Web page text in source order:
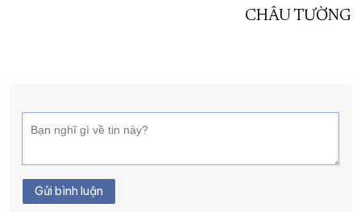
CHÂU TƯỜNG
Gửi bình luận